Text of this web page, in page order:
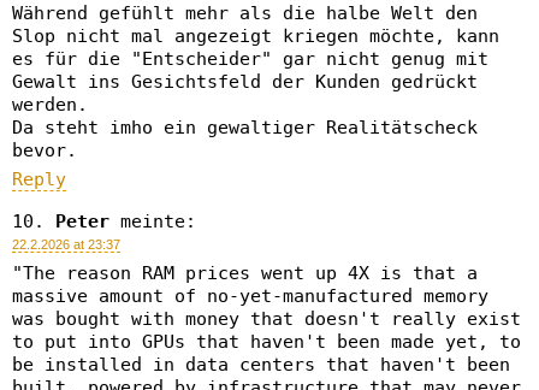
Während gefühlt mehr als die halbe Welt den
Slop nicht mal angezeigt kriegen möchte, kann
es für die "Entscheider" gar nicht genug mit
Gewalt ins Gesichtsfeld der Kunden gedrückt
werden.
Da steht imho ein gewaltiger Realitätscheck
bevor.
Reply
Peter meinte:
22.2.2026 at 23:37
"The reason RAM prices went up 4X is that a
massive amount of no-yet-manufactured memory
was bought with money that doesn't really exist
to put into GPUs that haven't been made yet, to
be installed in data centers that haven't been